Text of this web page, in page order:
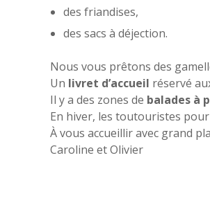
des friandises,
des sacs à déjection.
Nous vous prêtons des
Un livret d’accueil réservé
Il y a des zones de balades à
En hiver, les toutouristes
À vous accueillir avec grand
Caroline et Olivier